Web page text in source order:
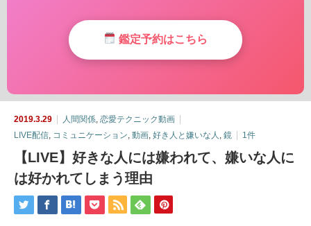
鑑定予約はこちら
2019.3.29 人間関係 恋愛テクニック動画
LIVE配信 コミュニケーション 動画 好き人と嫌いな人 鏡 1件
【LIVE】好きな人には嫌われて、嫌いな人に
は好かれてしまう理由